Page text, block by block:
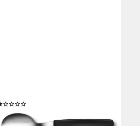
8,99 €
lieferbar - in 3-4 Werktagen bei dir